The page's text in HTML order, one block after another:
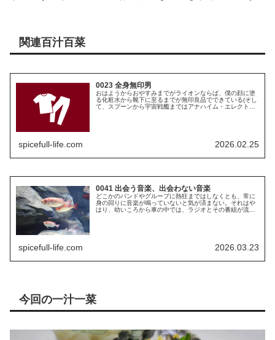
関連百汁百菜
0023 全身無印男
おはようからおやすみまでがライオンならば、僕の顔に塗
る化粧水から靴下に至るまでが無印良品でできている(そし
て、スプーンから宇宙戦艦まではアナハイム・エレクトロ
spicefull-life.com 2026.02.25
0041 出会う音楽、出会わない音楽
どこかのバンドやグループに熱狂まではしなくとも、常に
身の回りに音楽が鳴っていないと気が済まない。それはや
はり、幼いころから車の中では、ラジオとその番組が流す
spicefull-life.com 2026.03.23
今回の一汁一菜